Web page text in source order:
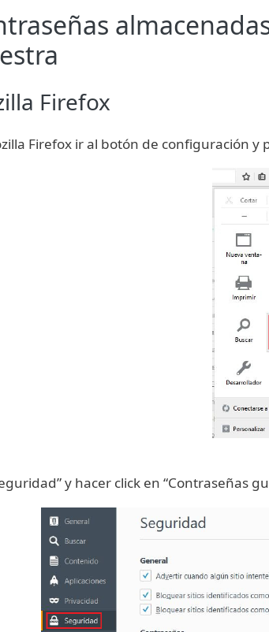
Firefox
Firefox ir al botón de configuración y
y hacer click en “Contraseñas